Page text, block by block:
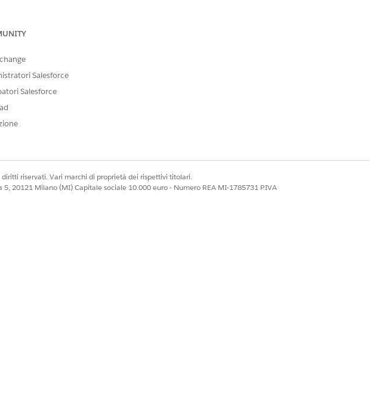
Ad esempio, associare i tipi di documento Patente di
Estratti conto e Cedole stipendio alla categoria di
tipi di richiedenti per una richiesta di prestito o leasing per
devono caricare durante il processo di accettazione. Ad
e co-richiedenti di un prestito per veicoli.
Salesforce
Salesforce
riservati. Vari marchi di proprietà dei rispettivi titolari.
5, 20121 Milano (MI) Capitale sociale 10.000 euro - Numero REA MI-1785731 P.IVA